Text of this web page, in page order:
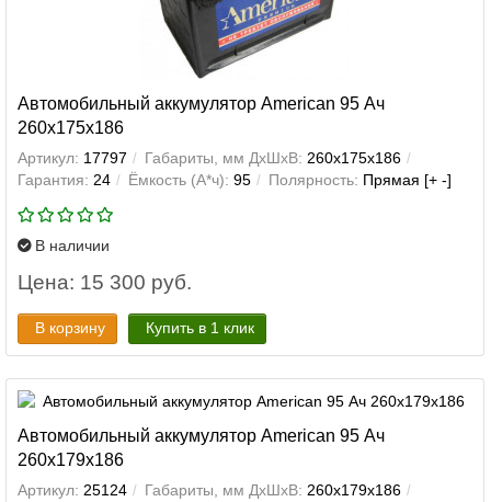
Автомобильный аккумулятор American 95 Ач
260x175x186
Артикул: 17797 Габариты, мм ДхШхВ: 260x175x186
Гарантия: 24 Ёмкость (А*ч): 95 Полярность: Прямая [+ -]
В наличии
Цена: 15 300 руб.
В корзину Купить в 1 клик
Автомобильный аккумулятор American 95 Ач
260x179x186
Артикул: 25124 Габариты, мм ДхШхВ: 260x179x186